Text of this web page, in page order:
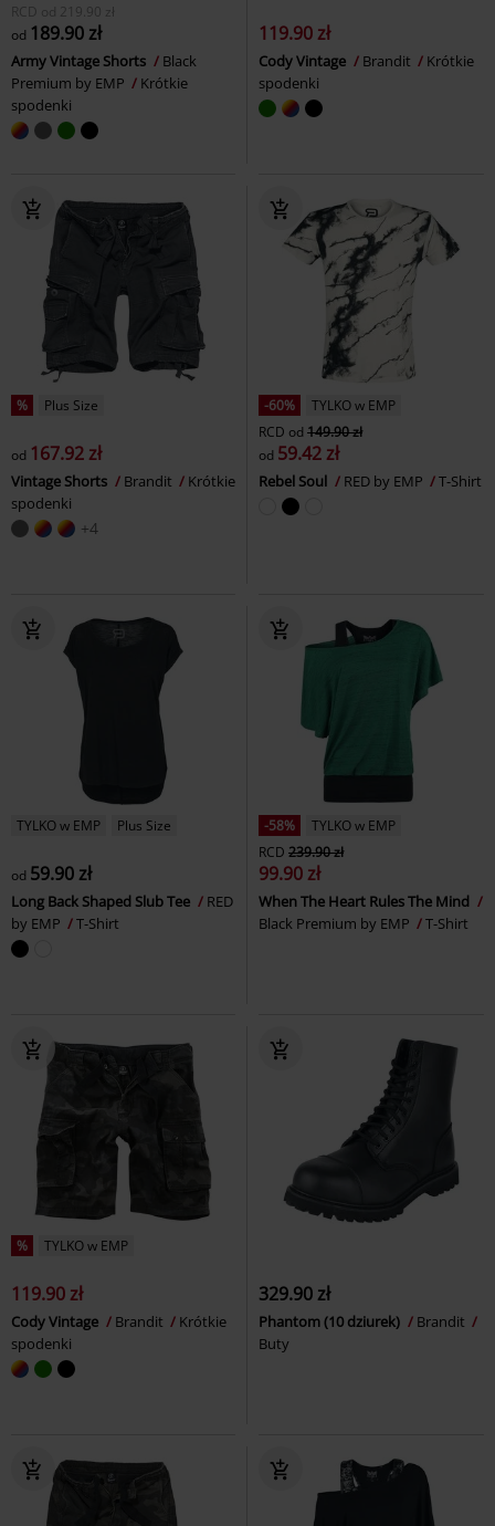
RCD
od 219.90 zł
od 189.90 zł
Army Vintage Shorts
Black
Premium by EMP
Krótkie
spodenki
119.90 zł
Cody Vintage Brandit
Krótkie
spodenki
% Plus Size
od 167.92 zł
Vintage Shorts Brandit
Krótkie
spodenki
+4
-60%
TYLKO w EMP
RCD od 149.90 zł
od 59.42 zł
Rebel Soul RED by EMP T-Shirt
TYLKO w EMP Plus Size
od 59.90 zł
Long Back Shaped Slub Tee
RED
by EMP
T-Shirt
-58%
TYLKO w EMP
RCD 239.90 zł
99.90 zł
When The Heart Rules The Mind
Black Premium by EMP
T-Shirt
% TYLKO w EMP
119.90 zł
Cody Vintage Brandit
Krótkie
spodenki
329.90 zł
Phantom (10 dziurek)
Brandit
Buty